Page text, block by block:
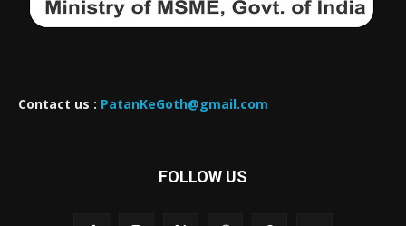
Contact us : PatanKeGoth@gmail.com
FOLLOW US